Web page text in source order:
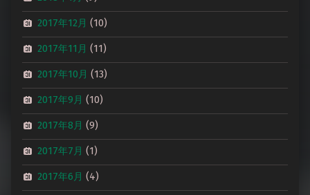
2017年12月 (10)
2017年11月 (11)
2017年10月 (13)
2017年9月 (10)
2017年8月 (9)
2017年7月 (1)
2017年6月 (4)